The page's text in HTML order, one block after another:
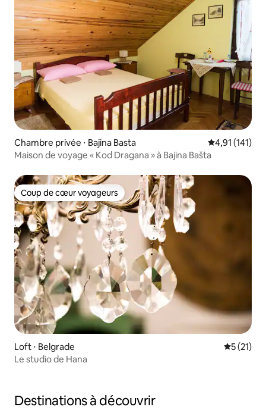
Chambre privée ⋅ Bajina Basta Évaluation
4,91 (141)
Maison de voyage « Kod Dragana » à Bajina Bašta
Coup de cœur voyageurs
Coup de cœur voyageurs
Loft ⋅ Belgrade
5 (21)
Le studio de Hana
Destinations à découvrir